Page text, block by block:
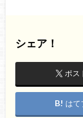
シェア！
ポス
はて